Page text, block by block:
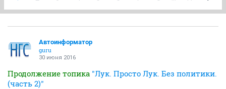
Автоинформатор
guru
30 июня 2016
Продолжение топика "Лук. Просто Лук. Без политики.
(часть 2)"